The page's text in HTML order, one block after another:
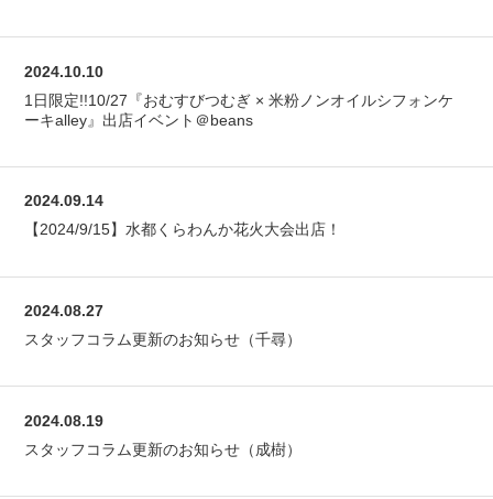
2024.10.10
1日限定!!10/27『おむすびつむぎ × 米粉ノンオイルシフォンケ
ーキalley』出店イベント＠beans
2024.09.14
【2024/9/15】水都くらわんか花火大会出店！
2024.08.27
スタッフコラム更新のお知らせ（千尋）
2024.08.19
スタッフコラム更新のお知らせ（成樹）